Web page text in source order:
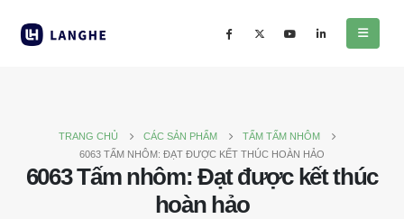
TRANG CHỦ CÁC SẢN PHẨM
TẤM TẤM NHÔM
6063 TẤM NHÔM: ĐẠT ĐƯỢC KẾT THÚC HOÀN HẢO
6063 Tấm nhôm: Đạt được kết thúc
hoàn hảo